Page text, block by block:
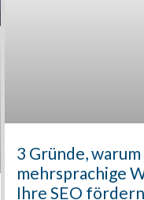
3 Gründe,
mehrsprachige
Ihre SEO